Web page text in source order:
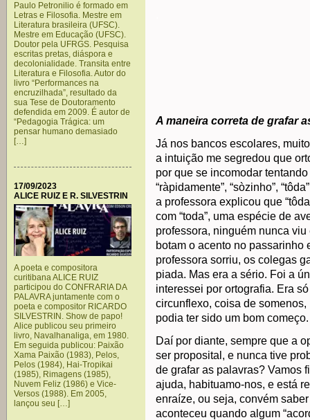
Paulo Petronilio é formado em
Letras e Filosofia. Mestre em
Literatura brasileira (UFSC).
Mestre em Educação (UFSC).
Doutor pela UFRGS. Pesquisa
escritas pretas, diáspora e
decolonialidade. Transita entre
Literatura e Filosofia. Autor do
livro “Performances na
encruzilhada”, resultado da
sua Tese de Doutoramento
defendida em 2009. É autor de
“Pedagogia Trágica: um
pensar humano demasiado
[…]
17/09/2023
ALICE RUIZ E R. SILVESTRIN
A poeta e compositora
curitibana ALICE RUIZ
participou do CONFRARIA DA
PALAVRA juntamente com o
poeta e compositor RICARDO
SILVESTRIN. Show de papo!
Alice publicou seu primeiro
livro, Navalhanaliga, em 1980.
Em seguida publicou: Paixão
Xama Paixão (1983), Pelos,
Pelos (1984), Hai-Tropikai
(1985), Rimagens (1985),
Nuvem Feliz (1986) e Vice-
Versos (1988). Em 2005,
lançou seu […]
A maneira correta de grafar
Já nos bancos escolares,
a intuição me segredou que
por que se incomodar
“ràpidamente”, “sòzinho”,
a professora explicou que
com “toda”, uma espécie de
professora, ninguém nunca viu
botam o acento no passarinho
professora sorriu, os colegas
piada. Mas era a sério. Foi a
interessei por ortografia. Era
circunflexo, coisa de
podia ter sido um bom começo.
Daí por diante, sempre que a
ser proposital, e nunca tive
de grafar as palavras? Vamos
ajuda, habituamo-nos, e está
enraíze, ou seja, convém
aconteceu quando algum